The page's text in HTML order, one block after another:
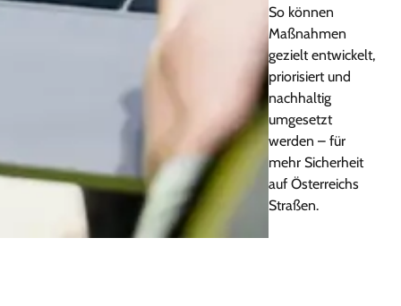
So können
Maßnahmen
gezielt entwickelt,
priorisiert und
nachhaltig
umgesetzt
werden – für
mehr Sicherheit
auf Österreichs
Straßen.